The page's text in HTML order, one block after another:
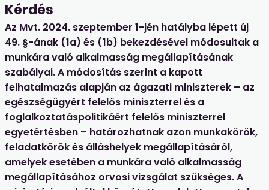
Kérdés
Az Mvt. 2024. szeptember 1-jén hatályba lépett új
49. §-ának (1a) és (1b) bekezdésével módosultak a
munkára való alkalmasság megállapításának
szabályai. A módosítás szerint a kapott
felhatalmazás alapján az ágazati miniszterek – az
egészségügyért felelős miniszterrel és a
foglalkoztatáspolitikáért felelős miniszterrel
egyetértésben – határozhatnak azon munkakörök,
feladatkörök és álláshelyek megállapításáról,
amelyek esetében a munkára való alkalmasság
megállapításához orvosi vizsgálat szükséges. A